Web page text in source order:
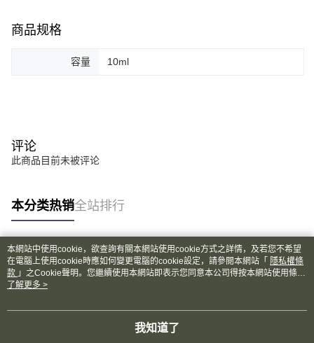
商品规格
容量 10ml
评论
此商品目前未被评论
本分类热销全站排行
热门标签
本網站中使用cookie，欲查詢有關本網站使用cookie方式之詳情，及若您不希望
在電腦上使用cookie時應如何變更電腦的cookie設定，請參閱本網站「 隱私權條
款 」之Cookie聲明。您繼續使用本網站即表示您同意本公司得按本網站使用條款
之Cookie聲明使用cookie。
了解更多 >
我知道了